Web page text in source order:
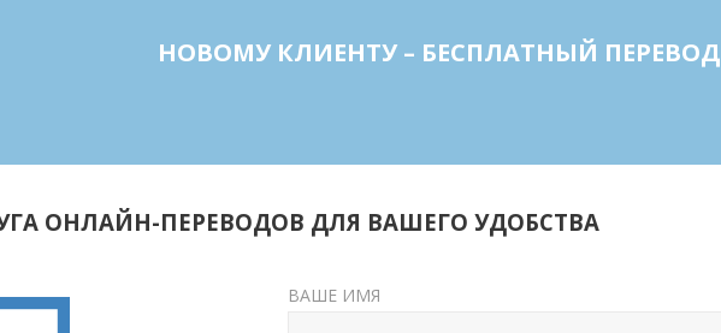
НОВОМУ КЛИЕНТУ – БЕСПЛАТНЫЙ ПЕРЕВОД
ОНЛАЙН-ПЕРЕВОДОВ ДЛЯ ВАШЕГО УДОБСТВА
ВАШЕ ИМЯ